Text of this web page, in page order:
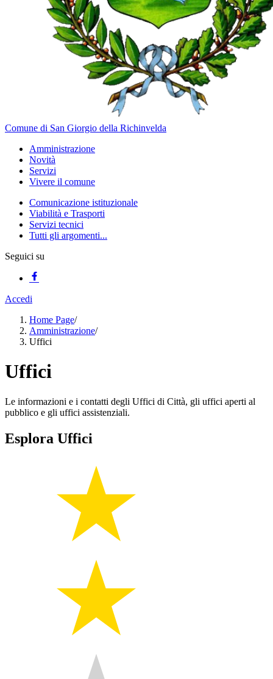
Comune di San Giorgio della Richinvelda
Amministrazione
Novità
Servizi
Vivere il comune
Comunicazione istituzionale
Viabilità e Trasporti
Servizi tecnici
Tutti gli argomenti...
Seguici su
Accedi
Home Page/
Amministrazione/
Uffici
Uffici
Le informazioni e i contatti degli Uffici di Città, gli uffici aperti al
pubblico e gli uffici assistenziali.
Esplora Uffici